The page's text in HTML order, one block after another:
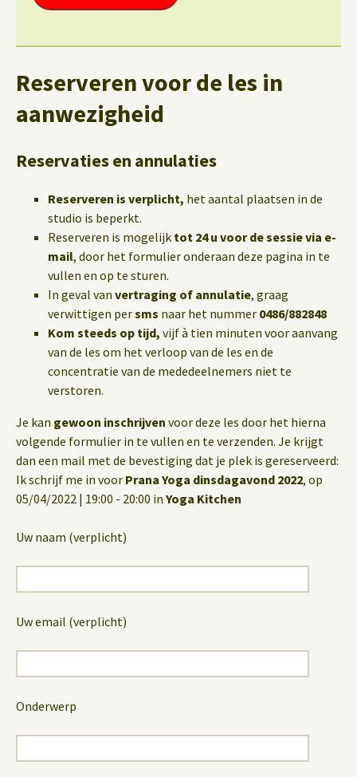
Reserveren voor de les in
aanwezigheid
Reservaties en annulaties
Reserveren is verplicht, het aantal plaatsen in de
studio is beperkt.
Reserveren is mogelijk tot 24 u voor de sessie via e-
mail, door het formulier onderaan deze pagina in te
vullen en op te sturen.
In geval van vertraging of annulatie, graag
verwittigen persms naar het nummer 0486/882848
Kom steeds op tijd, vijf à tien minuten voor aanvang
van de les om het verloop van de les en de
concentratie van de mededeelnemers niet te
verstoren.
Je kan gewoon inschrijven voor deze les door het hierna
volgende formulier in te vullen en te verzenden. Je krijgt
dan een mail met de bevestiging dat je plek is gereserveerd:
Ik schrijf me in voor Prana Yoga dinsdagavond 2022, op
05/04/2022 | 19:00 - 20:00 in Yoga Kitchen
Uw naam (verplicht)
Uw email (verplicht)
Onderwerp